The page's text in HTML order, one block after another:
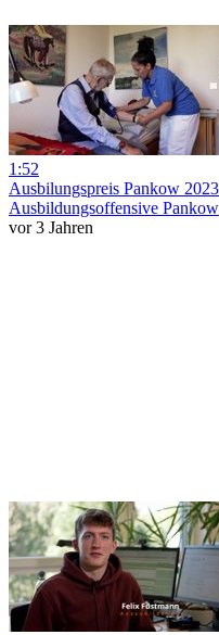
1:52
Ausbilungspreis Pankow
Ausbildungsoffensive Pankow
vor 3 Jahren